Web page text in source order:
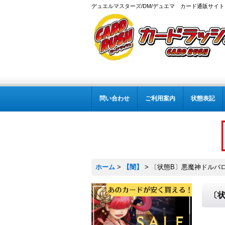
デュエルマスターズ/DM/デュエマ カード通販サイト
問い合わせ ご利用案内 状態表記
ホーム > 【闇】 > 〔状態B〕悪魔神ドルバ
〔